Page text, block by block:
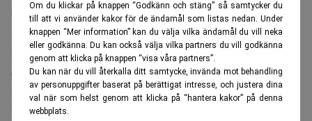
Om du klickar på knappen “Godkänn och stäng” så samtycker du
till att vi använder kakor för de ändamål som listas nedan. Under
knappen “Mer information” kan du välja vilka ändamål du vill neka
eller godkänna. Du kan också välja vilka partners du vill godkänna
genom att klicka på knappen “visa våra partners”.
Du kan när du vill återkalla ditt samtycke, invända mot behandling
av personuppgifter baserat på berättigat intresse, och justera dina
val när som helst genom att klicka på “hantera kakor” på denna
webbplats.
SVP trappar upp trycket
SVP:s partiledareMarcel Dettling konstaterade att
initiativet med befolkningstak var mycket populärt i stora
delar av landet och att partiet kommer fortsätta driva
frågan.
”Vi har inte löst ett enda problem”, sade han.